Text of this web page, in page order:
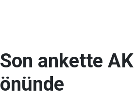
Son ankette
önünde